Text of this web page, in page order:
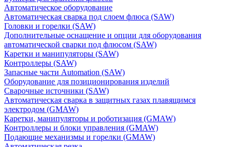
Автоматическое оборудование
Автоматическая сварка под слоем флюса (SAW)
Головки и горелки (SAW)
Дополнительные оснащение и опции для оборудования
автоматической сварки под флюсом (SAW)
Каретки и манипуляторы (SAW)
Контроллеры (SAW)
Запасные части Automation (SAW)
Оборудование для позиционирования изделий
Сварочные источники (SAW)
Автоматическая сварка в защитных газах плавящимся
электродом (GMAW)
Каретки, манипуляторы и роботизация (GMAW)
Контроллеры и блоки управления (GMAW)
Подающие механизмы и горелки (GMAW)